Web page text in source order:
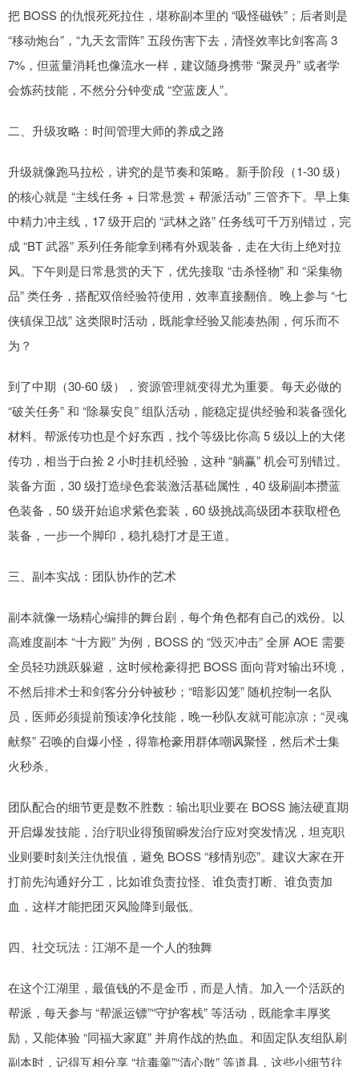
把 BOSS 的仇恨死死拉住，堪称副本里的 “吸怪磁铁”；后者则是
“移动炮台”，“九天玄雷阵” 五段伤害下去，清怪效率比剑客高 3
7%，但蓝量消耗也像流水一样，建议随身携带 “聚灵丹” 或者学
会炼药技能，不然分分钟变成 “空蓝废人”。
二、升级攻略：时间管理大师的养成之路
升级就像跑马拉松，讲究的是节奏和策略。新手阶段（1-30 级）
的核心就是 “主线任务 + 日常悬赏 + 帮派活动” 三管齐下。早上集
中精力冲主线，17 级开启的 “武林之路” 任务线可千万别错过，完
成 “BT 武器” 系列任务能拿到稀有外观装备，走在大街上绝对拉
风。下午则是日常悬赏的天下，优先接取 “击杀怪物” 和 “采集物
品” 类任务，搭配双倍经验符使用，效率直接翻倍。晚上参与 “七
侠镇保卫战” 这类限时活动，既能拿经验又能凑热闹，何乐而不
为？
到了中期（30-60 级），资源管理就变得尤为重要。每天必做的
“破关任务” 和 “除暴安良” 组队活动，能稳定提供经验和装备强化
材料。帮派传功也是个好东西，找个等级比你高 5 级以上的大佬
传功，相当于白捡 2 小时挂机经验，这种 “躺赢” 机会可别错过。
装备方面，30 级打造绿色套装激活基础属性，40 级刷副本攒蓝
色装备，50 级开始追求紫色套装，60 级挑战高级团本获取橙色
装备，一步一个脚印，稳扎稳打才是王道。
三、副本实战：团队协作的艺术
副本就像一场精心编排的舞台剧，每个角色都有自己的戏份。以
高难度副本 “十方殿” 为例，BOSS 的 “毁灭冲击” 全屏 AOE 需要
全员轻功跳跃躲避，这时候枪豪得把 BOSS 面向背对输出环境，
不然后排术士和剑客分分钟被秒；“暗影囚笼” 随机控制一名队
员，医师必须提前预读净化技能，晚一秒队友就可能凉凉；“灵魂
献祭” 召唤的自爆小怪，得靠枪豪用群体嘲讽聚怪，然后术士集
火秒杀。
团队配合的细节更是数不胜数：输出职业要在 BOSS 施法硬直期
开启爆发技能，治疗职业得预留瞬发治疗应对突发情况，坦克职
业则要时刻关注仇恨值，避免 BOSS “移情别恋”。建议大家在开
打前先沟通好分工，比如谁负责拉怪、谁负责打断、谁负责加
血，这样才能把团灭风险降到最低。
四、社交玩法：江湖不是一个人的独舞
在这个江湖里，最值钱的不是金币，而是人情。加入一个活跃的
帮派，每天参与 “帮派运镖”“守护客栈” 等活动，既能拿丰厚奖
励，又能体验 “同福大家庭” 并肩作战的热血。和固定队友组队刷
副本时，记得互相分享 “抗毒羹”“清心散” 等道具，这些小细节往